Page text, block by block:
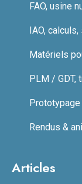
FAO, usine
IAO,
Matériels
PLM / GDT,
Rendus &
Articles